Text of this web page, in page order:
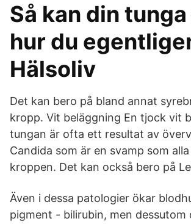
Så kan din
hur du
Hälsoliv
Det kan bero på bland annat
kropp. Vit beläggning En tjock vit
tungan är ofta ett resultat av
Candida som är en svamp som
kroppen. Det kan också bero på
Även i dessa patologier ökar
pigment - bilirubin, men dessutom